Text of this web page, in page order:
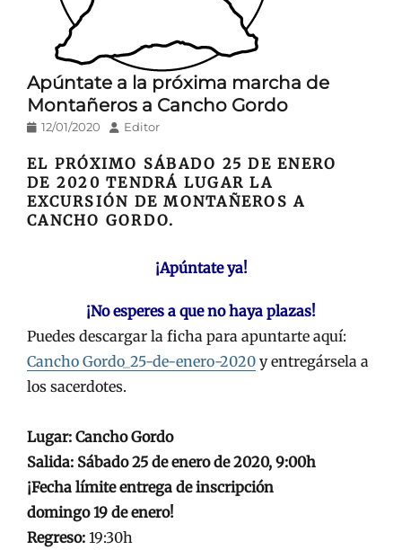
Apúntate a la próxima marcha de
Montañeros a Cancho Gordo
Publicado
12/01/2020 AutorEditor
EL PRÓXIMO SÁBADO 25 DE ENERO
DE 2020 TENDRÁ LUGAR LA
EXCURSIÓN DE MONTAÑEROS A
CANCHO GORDO.
¡Apúntate ya!
¡No esperes a que no haya plazas!
Puedes descargar la ficha para apuntarte aquí:
Cancho Gordo_25-de-enero-2020 y entregársela a
los sacerdotes.
Lugar: Cancho Gordo
Salida: Sábado 25 de enero de 2020, 9:00h
¡Fecha límite entrega de inscripción
domingo 19 de enero!
Regreso: 19:30h